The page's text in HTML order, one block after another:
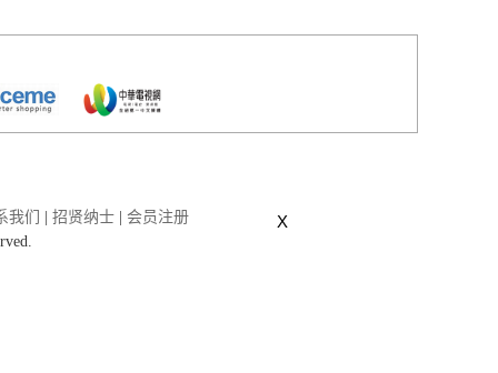
X
我们 招贤纳士
会员注册